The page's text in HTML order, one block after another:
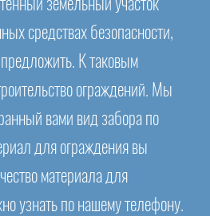
земельный участок
средствах безопасности,
К таковым
ограждений. Мы
вами вид забора по
для ограждения вы
материала для
узнать по нашему телефону.